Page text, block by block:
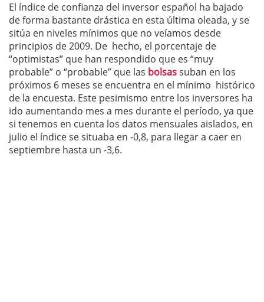
El índice de confianza del inversor español ha bajado
de forma bastante drástica en esta última oleada, y se
sitúa en niveles mínimos que no veíamos desde
principios de 2009. De hecho, el porcentaje de
“optimistas” que han respondido que es “muy
probable” o “probable” que las bolsassuban en los
próximos 6 meses se encuentra en el mínimo histórico
de la encuesta. Este pesimismo entre los inversores ha
ido aumentando mes a mes durante el período, ya que
si tenemos en cuenta los datos mensuales aislados, en
julio el índice se situaba en -0,8, para llegar a caer en
septiembre hasta un -3,6.